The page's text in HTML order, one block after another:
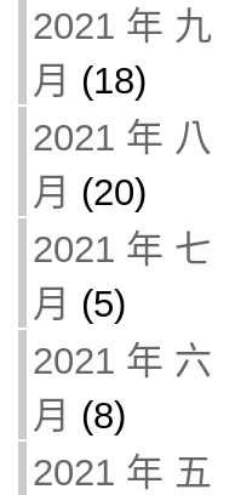
2021 年 九
月 (18)
2021 年 八
月 (20)
2021 年 七
月 (5)
2021 年 六
月 (8)
2021 年 五